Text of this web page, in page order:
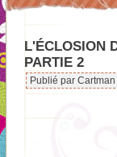
L'ÉCLOSION
PARTIE 2
Publié par Cartman